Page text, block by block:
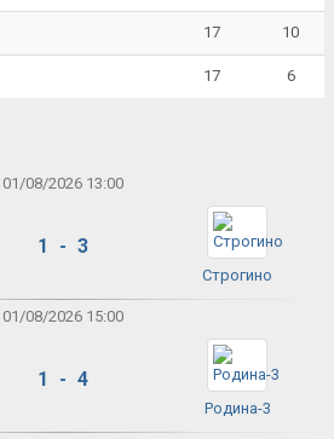
17 10
17 6
01/08/2026 13:00
1 - 3
Строгино
01/08/2026 15:00
1 - 4
Родина-3